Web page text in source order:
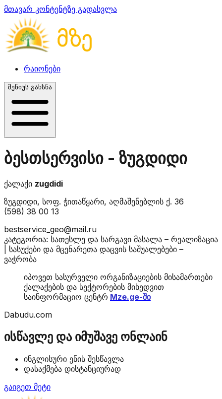
მთავარ კონტენტზე გადასვლა
რაიონები
მენიუს გახსნა
ბესთსერვისი - ზუგდიდი
ქალაქი zugdidi
ზუგდიდი, სოფ. ჭითაწყარი, აღმაშენებლის ქ. 36
(598) 38 00 13
bestservice_geo@mail.ru
კატეგორია: სათესლე და სარგავი მასალა – რეალიზაცია
| სასუქები და მცენარეთა დაცვის საშუალებები –
ვაჭრობა
იპოვეთ სასურველი ორგანიზაციების მისამართები
ქალაქების და სექტორების მიხედვით
საინფორმაციო ცენტრ Mze.ge-ში
Dabudu.com
ისწავლე და იმუშავე ონლაინ
ინგლისური ენის შესწავლა
დასაქმება დისტანციურად
გაიგეთ მეტი